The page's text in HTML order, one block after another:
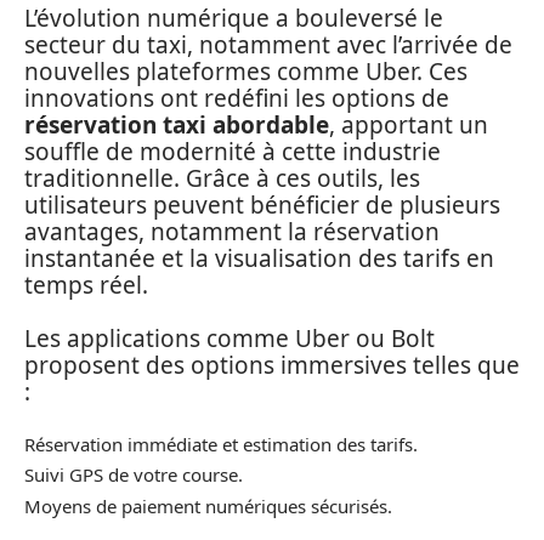
L’évolution numérique a bouleversé le
secteur du taxi, notamment avec l’arrivée de
nouvelles plateformes comme Uber. Ces
innovations ont redéfini les options de
réservation taxi abordable, apportant un
souffle de modernité à cette industrie
traditionnelle. Grâce à ces outils, les
utilisateurs peuvent bénéficier de plusieurs
avantages, notamment la réservation
instantanée et la visualisation des tarifs en
temps réel.
Les applications comme Uber ou Bolt
proposent des options immersives telles que
:
Réservation immédiate et estimation des tarifs.
Suivi GPS de votre course.
Moyens de paiement numériques sécurisés.